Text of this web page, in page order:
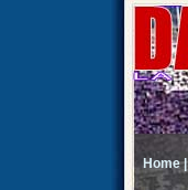
Home |